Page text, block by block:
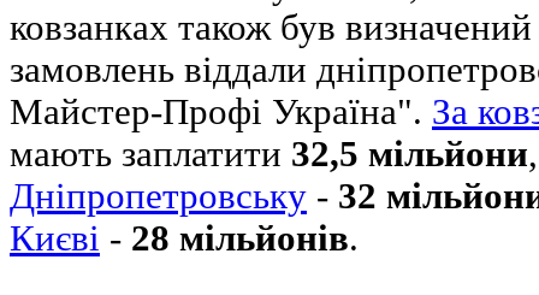
ковзанках також був
замовлень віддали
Майстер-Профі Україна". За
мають заплатити 32,5 мільйони
Дніпропетровську - 32
Києві - 28 мільйонів.